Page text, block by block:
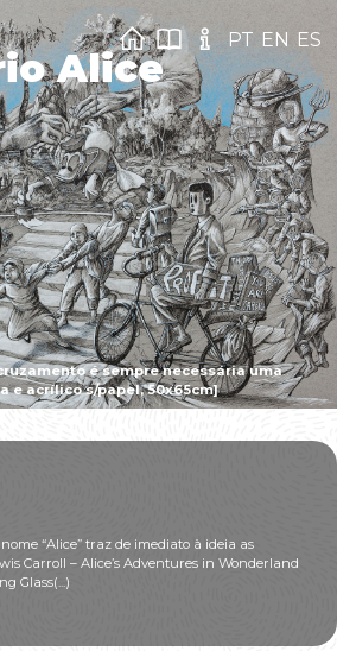
é sempre necessária uma
e acrílico s/papel, 50x65cm]
Alice
PT EN ES
“Alice” traz de imediato à ideia as
Carroll – Alice’s Adventures in Wonderland
Glass(...)